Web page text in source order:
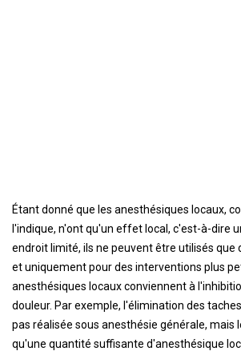
Étant donné que les anesthésiques locaux,
l'indique, n'ont qu'un effet local, c'est-à-dire
endroit limité, ils ne peuvent être utilisés que
et uniquement pour des interventions plus
anesthésiques locaux conviennent à
douleur. Par exemple, l'élimination des
pas réalisée sous anesthésie générale, mais
qu'une quantité suffisante d'anesthésique